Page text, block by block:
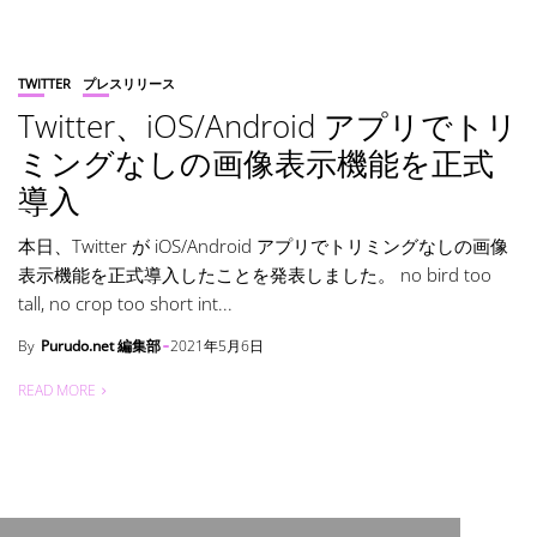
TWITTER プレスリリース
Twitter、iOS/Android アプリでトリ
ミングなしの画像表示機能を正式
導入
本日、Twitter が iOS/Android アプリでトリミングなしの画像
表示機能を正式導入したことを発表しました。 no bird too
tall, no crop too short int...
By Purudo.net 編集部 2021年5月6日
READ MORE